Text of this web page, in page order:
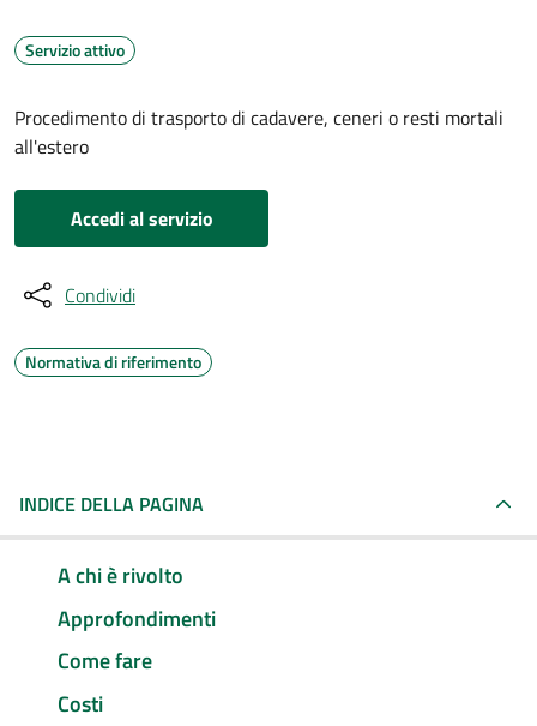
Servizio attivo
Procedimento di trasporto di cadavere, ceneri o resti mortali
all'estero
Accedi al servizio
Condividi
Normativa di riferimento
INDICE DELLA PAGINA
A chi è rivolto
Approfondimenti
Come fare
Costi